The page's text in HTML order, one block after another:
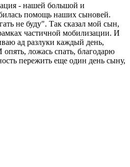
- нашей большой и
помощь наших сыновей.
не буду". Так сказал мой сын,
частичной мобилизации. И
ад разлуки каждый день,
ложась спать, благодарю
пережить еще один день сыну,